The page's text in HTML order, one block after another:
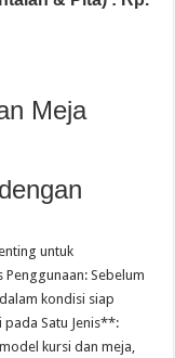
Meja
untuk
Sebelum
kondisi siap
Satu Jenis**:
kursi dan meja,